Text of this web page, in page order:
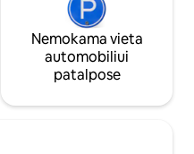
Nemokama vieta
automobiliui
patalpose